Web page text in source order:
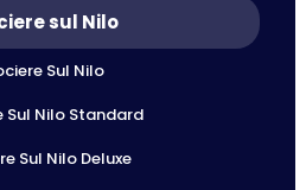
sul Nilo
Sul Nilo
Sul Nilo Standard
Sul Nilo Deluxe